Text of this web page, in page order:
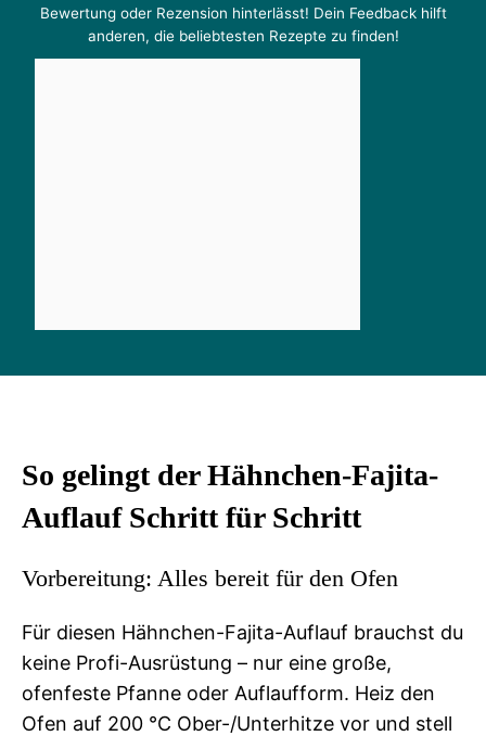
Bewertung oder Rezension hinterlässt! Dein Feedback hilft
anderen, die beliebtesten Rezepte zu finden!
So gelingt der Hähnchen-Fajita-
Auflauf Schritt für Schritt
Vorbereitung: Alles bereit für den Ofen
Für diesen Hähnchen-Fajita-Auflauf brauchst du
keine Profi-Ausrüstung – nur eine große,
ofenfeste Pfanne oder Auflaufform. Heiz den
Ofen auf 200 °C Ober-/Unterhitze vor und stell